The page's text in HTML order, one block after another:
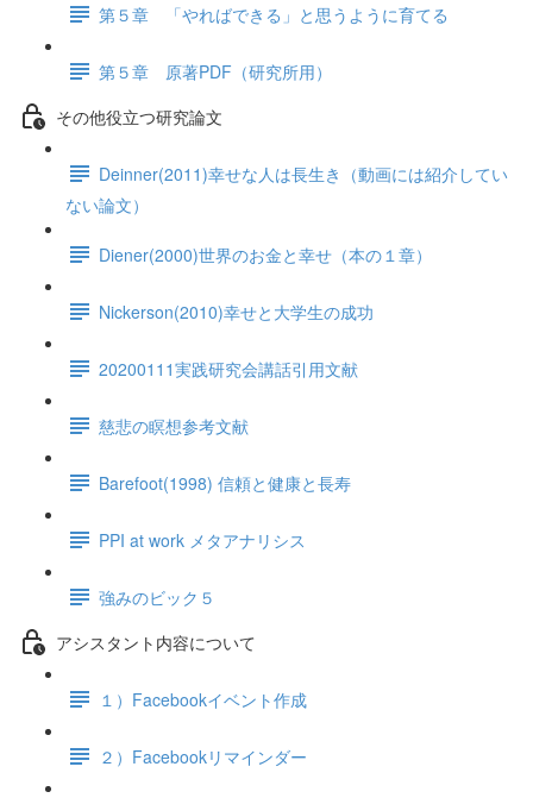
第５章 「やればできる」と思うように育てる
第５章 原著PDF（研究所用）
その他役立つ研究論文
Deinner(2011)幸せな人は長生き（動画には紹介してい
ない論文）
Diener(2000)世界のお金と幸せ（本の１章）
Nickerson(2010)幸せと大学生の成功
20200111実践研究会講話引用文献
慈悲の瞑想参考文献
Barefoot(1998) 信頼と健康と長寿
PPI at work メタアナリシス
強みのビック５
アシスタント内容について
１）Facebookイベント作成
２）Facebookリマインダー